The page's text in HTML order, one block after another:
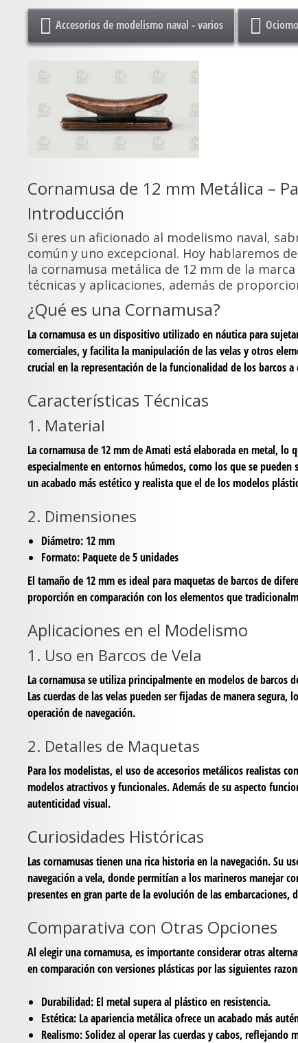
Accesorios de modelismo naval - varios
Cornamusa de 12 mm Metálica –
Introducción
Si eres un aficionado al modelismo naval,
común y uno excepcional. Hoy hablaremos
la cornamusa metálica de 12 mm de la
técnicas y aplicaciones, además de
¿Qué es una Cornamusa?
La cornamusa es un dispositivo utilizado en náutica para
comerciales, y facilita la manipulación de las velas y otros
crucial en la representación de la funcionalidad de los barcos a
Características Técnicas
1. Material
La cornamusa de 12 mm de Amati está elaborada en metal,
especialmente en entornos húmedos, como los que se
un acabado más estético y realista que el de los modelos
2. Dimensiones
Diámetro: 12 mm
Formato: Paquete de 5 unidades
El tamaño de 12 mm es ideal para maquetas de barcos de
proporción en comparación con los elementos que
Aplicaciones en el Modelismo
1. Uso en Barcos de Vela
La cornamusa se utiliza principalmente en modelos de barcos
Las cuerdas de las velas pueden ser fijadas de manera
operación de navegación.
2. Detalles de Maquetas
Para los modelistas, el uso de accesorios metálicos realistas
modelos atractivos y funcionales. Además de su aspecto
autenticidad visual.
Curiosidades Históricas
Las cornamusas tienen una rica historia en la navegación. Su
navegación a vela, donde permitían a los marineros manejar
presentes en gran parte de la evolución de las embarcaciones,
Comparativa con Otras Opciones
Al elegir una cornamusa, es importante considerar otras
en comparación con versiones plásticas por las siguientes
Durabilidad: El metal supera al plástico en resistencia.
Estética: La apariencia metálica ofrece un acabado más
Realismo:Solidez al operar las cuerdas y cabos, reflejando